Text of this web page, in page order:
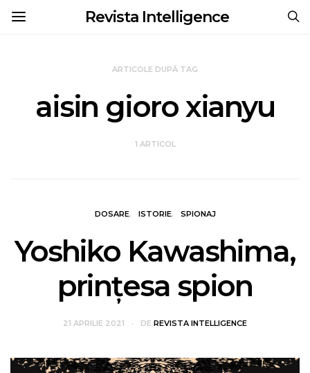
Revista Intelligence
ARTICOLE DUPĂ TAG
aisin gioro xianyu
1 ARTICOL
DOSARE ISTORIE SPIONAJ
Yoshiko Kawashima,
prințesa spion
21 APRILIE 2021 DE REVISTA INTELLIGENCE